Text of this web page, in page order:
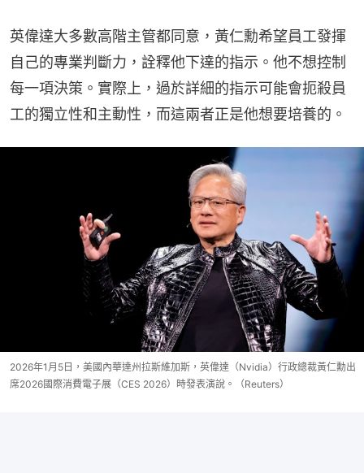
英偉達大多數高階主管都同意，黃仁勳希望員工發揮
自己的專業判斷力，詮釋他下達的指示。他不想控制
每一項決策。實際上，過於詳細的指示可能會扼殺員
工的獨立性和主動性，而這兩者正是他想要培養的。
2026年1月5日，美國內華達州拉斯維加斯，英偉達（Nvidia）行政總裁黃仁勳出
席2026國際消費電子展（CES 2026）時發表演說。（Reuters）